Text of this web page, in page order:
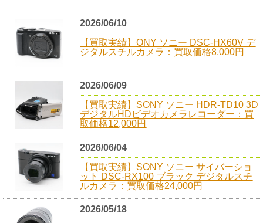
2026/06/10
【買取実績】ONY ソニー DSC-HX60V デ
ジタルスチルカメラ：買取価格8,000円
2026/06/09
【買取実績】SONY ソニー HDR-TD10 3D
デジタルHDビデオカメラレコーダー：買
取価格12,000円
2026/06/04
【買取実績】SONY ソニー サイバーショ
ット DSC-RX100 ブラック デジタルスチ
ルカメラ：買取価格24,000円
2026/05/18